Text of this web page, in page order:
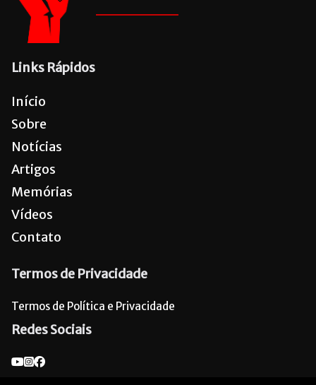
Links Rápidos
Início
Sobre
Notícias
Artigos
Memórias
Vídeos
Contato
Termos de Privacidade
Termos de Política e Privacidade
Redes Sociais